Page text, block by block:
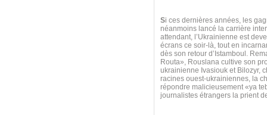
Si ces dernières années, les
néanmoins lancé la carrière
attendant, l’Ukrainienne est
écrans ce soir-là, tout en
dès son retour d’Istamboul.
Routa», Rouslana cultive son
ukrainienne Ivasiouk et Bilozyr,
racines ouest-ukrainiennes, la
répondre malicieusement «ya
journalistes étrangers la prient